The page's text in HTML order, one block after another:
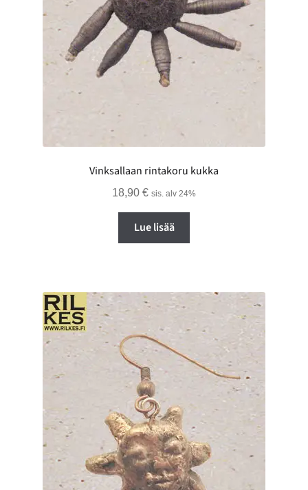
Vinksallaan rintakoru kukka
18,90 € sis. alv 24%
Lue lisää